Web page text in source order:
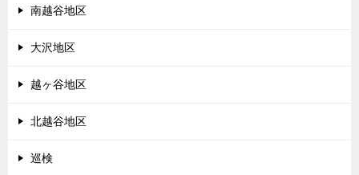
南越谷地区
大沢地区
越ヶ谷地区
北越谷地区
巡検